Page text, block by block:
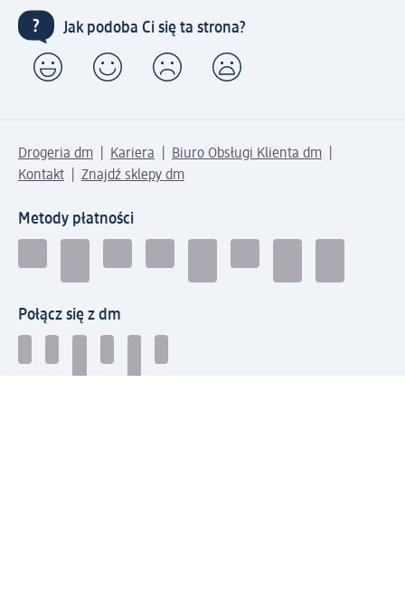
Jak podoba Ci się ta strona?
Drogeria dm Kariera
Biuro Obsługi Klienta dm
Kontakt
Znajdź sklepy dm
Metody płatności
Połącz się z dm